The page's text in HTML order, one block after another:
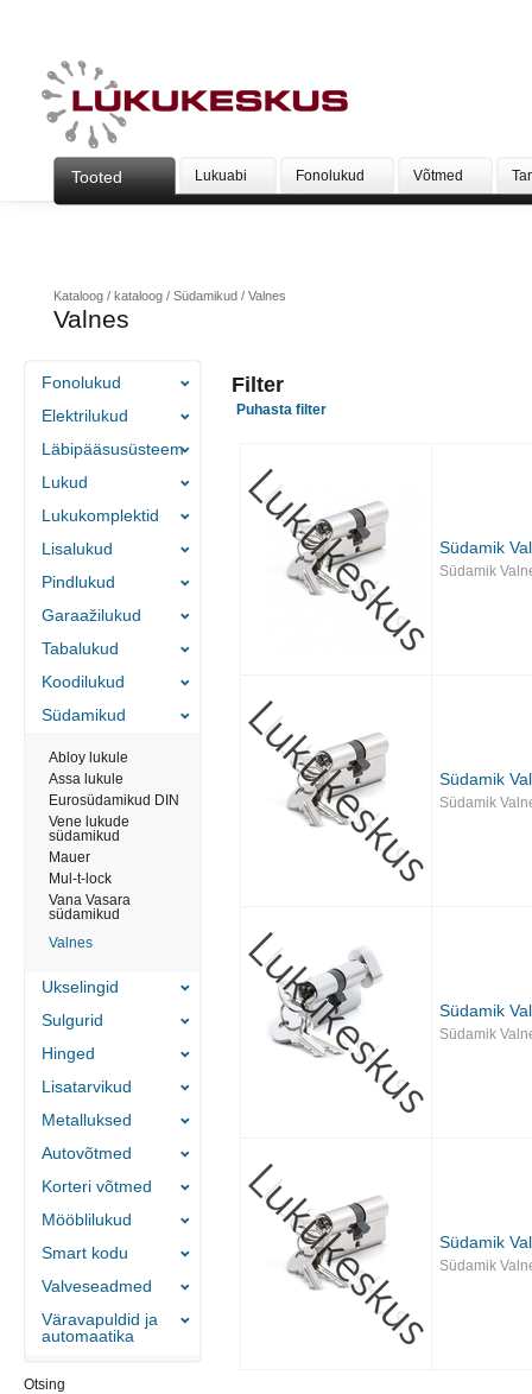
Tooted Lukuabi Fonolukud Võtmed
Kataloog/ kataloog/ Südamikud/ Valnes
Valnes
Filter
Puhasta filter
Südamik
Südamik
Südamik
Südamik
Südamik
Südamik
Südamik
Südamik
Fonolukud
Elektrilukud
Läbipääsusüsteem
Lukud
Lukukomplektid
Lisalukud
Pindlukud
Garaažilukud
Tabalukud
Koodilukud
Südamikud
Abloy lukule
Assa lukule
Eurosüdamikud DIN
Vene lukude
südamikud
Mauer
Mul-t-lock
Vana Vasara
südamikud
Valnes
Ukselingid
Sulgurid
Hinged
Lisatarvikud
Metalluksed
Autovõtmed
Korteri võtmed
Mööblilukud
Smart kodu
Valveseadmed
Väravapuldid ja
automaatika
Otsing